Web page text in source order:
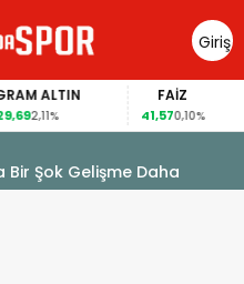
Giriş
Yap
0,10%
Şok Gelişme Daha